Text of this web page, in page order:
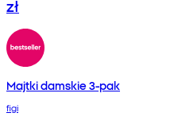
zł
Majtki damskie 3-pak
figi